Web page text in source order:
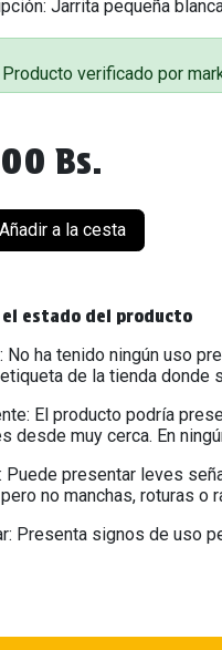
Jarrita pequeña
Producto verificado por
Bs.
Añadir a la cesta
el estado del producto
No ha tenido ningún uso
de la tienda donde
El producto podría
desde muy cerca. En
Puede presentar leves
no manchas, roturas o
Presenta signos de uso